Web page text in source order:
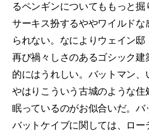
るペンギンについてももっと掘
サーキス扮するややワイルド
られない。なによりウェイン
再び禍々しさのあるゴシック
的にはうれしい。バットマン
やはりこういう古城のような
眠っているのがお似合いだ。
バットケイブに関しては、ロ